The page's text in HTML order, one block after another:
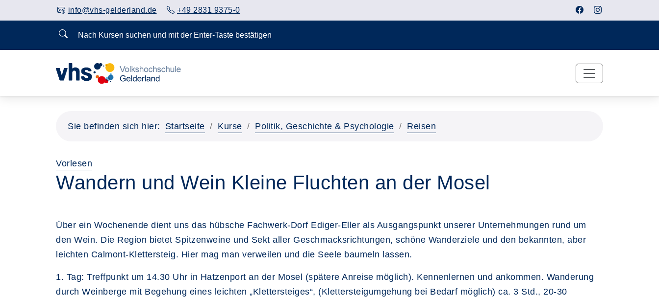
info@vhs-gelderland.de +49 2831 9375-0
Nach Kursen suchen und mit der Enter-Taste bestätigen
Sie befinden sich hier: Startseite Kurse Politik, Geschichte & Psychologie Reisen
Vorlesen
Wandern und Wein Kleine Fluchten an der Mosel
Über ein Wochenende dient uns das hübsche Fachwerk-Dorf Ediger-Eller als Ausgangspunkt unserer Unternehmungen rund um
den Wein. Die Region bietet Spitzenweine und Sekt aller Geschmacksrichtungen, schöne Wanderziele und den bekannten, aber
leichten Calmont-Klettersteig. Hier mag man verweilen und die Seele baumeln lassen.
1. Tag: Treffpunkt um 14.30 Uhr in Hatzenport an der Mosel (spätere Anreise möglich). Kennenlernen und ankommen. Wanderung
durch Weinberge mit Begehung eines leichten „Klettersteiges“, (Klettersteigumgehung bei Bedarf möglich) ca. 3 Std., 20-30